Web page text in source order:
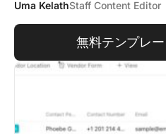
Uma KelathStaff Content Editor
無料テンプレ